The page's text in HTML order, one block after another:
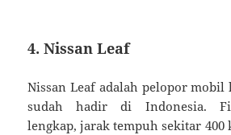
4. Nissan Leaf
Nissan Leaf adalah pelopor
sudah hadir di Indonesia.
lengkap, jarak tempuh sekitar 400